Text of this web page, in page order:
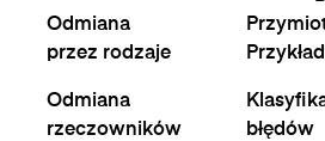
Odmiana
przez rodzaje
Odmiana
rzeczowników
błędów